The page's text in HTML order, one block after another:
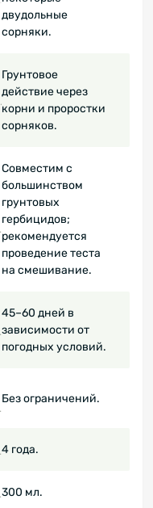
двудольные
сорняки.
Грунтовое
действие через
корни и проростки
сорняков.
Совместим с
большинством
грунтовых
гербицидов;
рекомендуется
проведение теста
на смешивание.
45–60 дней в
зависимости от
погодных условий.
Без ограничений.
4 года.
300 мл.